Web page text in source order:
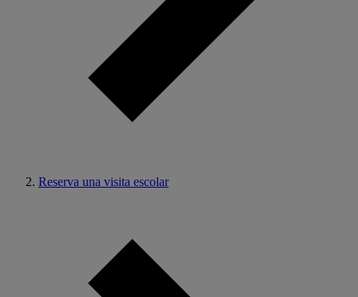
Reserva una visita escolar